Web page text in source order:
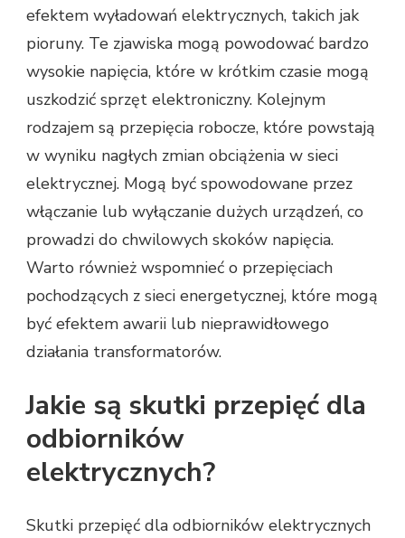
efektem wyładowań elektrycznych, takich jak
pioruny. Te zjawiska mogą powodować bardzo
wysokie napięcia, które w krótkim czasie mogą
uszkodzić sprzęt elektroniczny. Kolejnym
rodzajem są przepięcia robocze, które powstają
w wyniku nagłych zmian obciążenia w sieci
elektrycznej. Mogą być spowodowane przez
włączanie lub wyłączanie dużych urządzeń, co
prowadzi do chwilowych skoków napięcia.
Warto również wspomnieć o przepięciach
pochodzących z sieci energetycznej, które mogą
być efektem awarii lub nieprawidłowego
działania transformatorów.
Jakie są skutki przepięć dla
odbiorników
elektrycznych?
Skutki przepięć dla odbiorników elektrycznych